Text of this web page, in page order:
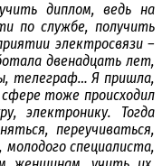
диплом, ведь на
по службе, получить
электросвязи –
двенадцать лет,
телеграф… Я пришла,
тоже происходил
электронику. Тогда
переучиваться,
специалиста,